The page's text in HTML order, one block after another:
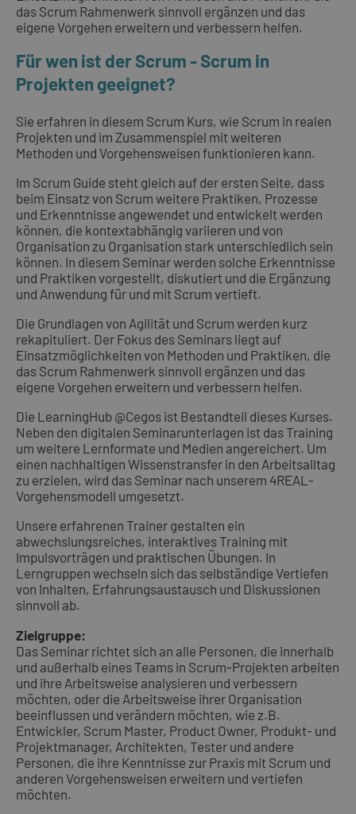
das Scrum Rahmenwerk sinnvoll ergänzen und das
eigene Vorgehen erweitern und verbessern helfen.
Für wen ist der Scrum - Scrum in
Projekten geeignet?
Sie erfahren in diesem Scrum Kurs, wie Scrum in realen
Projekten und im Zusammenspiel mit weiteren
Methoden und Vorgehensweisen funktionieren kann.
Im Scrum Guide steht gleich auf der ersten Seite, dass
beim Einsatz von Scrum weitere Praktiken, Prozesse
und Erkenntnisse angewendet und entwickelt werden
können, die kontextabhängig variieren und von
Organisation zu Organisation stark unterschiedlich sein
können. In diesem Seminar werden solche Erkenntnisse
und Praktiken vorgestellt, diskutiert und die Ergänzung
und Anwendung für und mit Scrum vertieft.
Die Grundlagen von Agilität und Scrum werden kurz
rekapituliert. Der Fokus des Seminars liegt auf
Einsatzmöglichkeiten von Methoden und Praktiken, die
das Scrum Rahmenwerk sinnvoll ergänzen und das
eigene Vorgehen erweitern und verbessern helfen.
Die LearningHub @Cegos ist Bestandteil dieses Kurses.
Neben den digitalen Seminarunterlagen ist das Training
um weitere Lernformate und Medien angereichert. Um
einen nachhaltigen Wissenstransfer in den Arbeitsalltag
zu erzielen, wird das Seminar nach unserem 4REAL-
Vorgehensmodell umgesetzt.
Unsere erfahrenen Trainer gestalten ein
abwechslungsreiches, interaktives Training mit
Impulsvorträgen und praktischen Übungen. In
Lerngruppen wechseln sich das selbständige Vertiefen
von Inhalten, Erfahrungsaustausch und Diskussionen
sinnvoll ab.
Zielgruppe:
Das Seminar richtet sich an alle Personen, die innerhalb
und außerhalb eines Teams in Scrum-Projekten arbeiten
und ihre Arbeitsweise analysieren und verbessern
möchten, oder die Arbeitsweise ihrer Organisation
beeinflussen und verändern möchten, wie z.B.
Entwickler, Scrum Master, Product Owner, Produkt- und
Projektmanager, Architekten, Tester und andere
Personen, die ihre Kenntnisse zur Praxis mit Scrum und
anderen Vorgehensweisen erweitern und vertiefen
möchten.